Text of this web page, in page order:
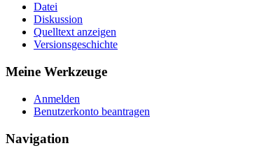
Datei
Diskussion
Quelltext anzeigen
Versionsgeschichte
Meine Werkzeuge
Anmelden
Benutzerkonto beantragen
Navigation